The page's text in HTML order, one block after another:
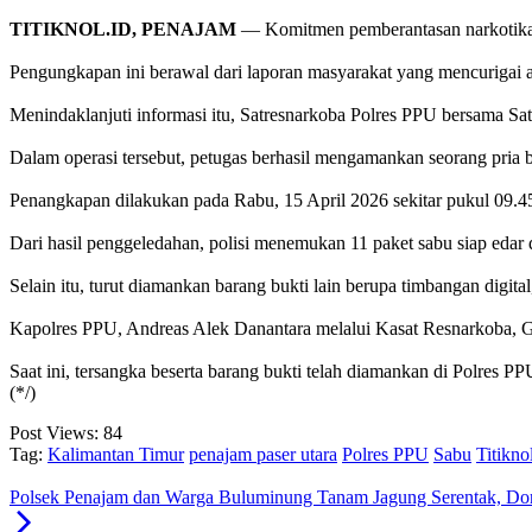
TITIKNOL.ID, PENAJAM — Komitmen pemberantasan
‎Pengungkapan ini berawal dari laporan masyarakat yang
‎Menindaklanjuti informasi itu, Satresnarkoba Polres PPU bersama
‎Dalam operasi tersebut, petugas berhasil mengamankan seorang
‎Penangkapan dilakukan pada Rabu, 15 April 2026 sekitar pukul
‎Dari hasil penggeledahan, polisi menemukan 11 paket sabu siap
‎Selain itu, turut diamankan barang bukti lain berupa timbangan
‎Kapolres PPU, Andreas Alek Danantara melalui Kasat Resnarkoba,
‎Saat ini, tersangka beserta barang bukti telah diamankan di Polres
(*/)
Post Views: 84
Tag: Kalimantan Timur penajam paser utara Polres PPU Sabu
Polsek Penajam dan Warga Buluminung Tanam Jagung Serentak,